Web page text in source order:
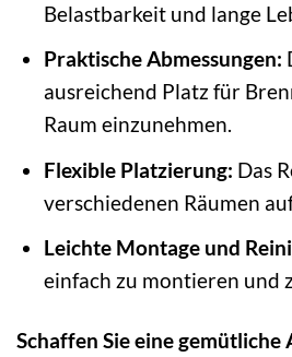
Belastbarkeit und lange
Praktische Abmessungen:
ausreichend Platz für
Raum einzunehmen.
Flexible Platzierung: Das
verschiedenen Räumen
Leichte Montage und
einfach zu montieren und
Schaffen Sie eine